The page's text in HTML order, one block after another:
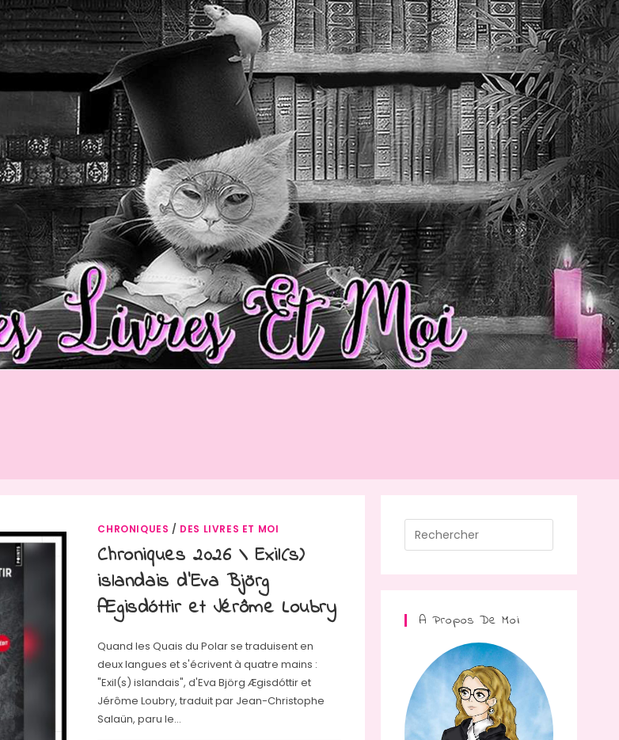
CHRONIQUES / DES LIVRES ET MOI
Chroniques 2026 \ Exil(s)
islandais d’Eva Björg
Ægisdóttir et Jérôme Loubry
Quand les Quais du Polar se traduisent en
deux langues et s'écrivent à quatre mains :
"Exil(s) islandais", d'Eva Björg Ægisdóttir et
Jérôme Loubry, traduit par Jean-Christophe
Salaün, paru le…
Escape
A Propos De Moi